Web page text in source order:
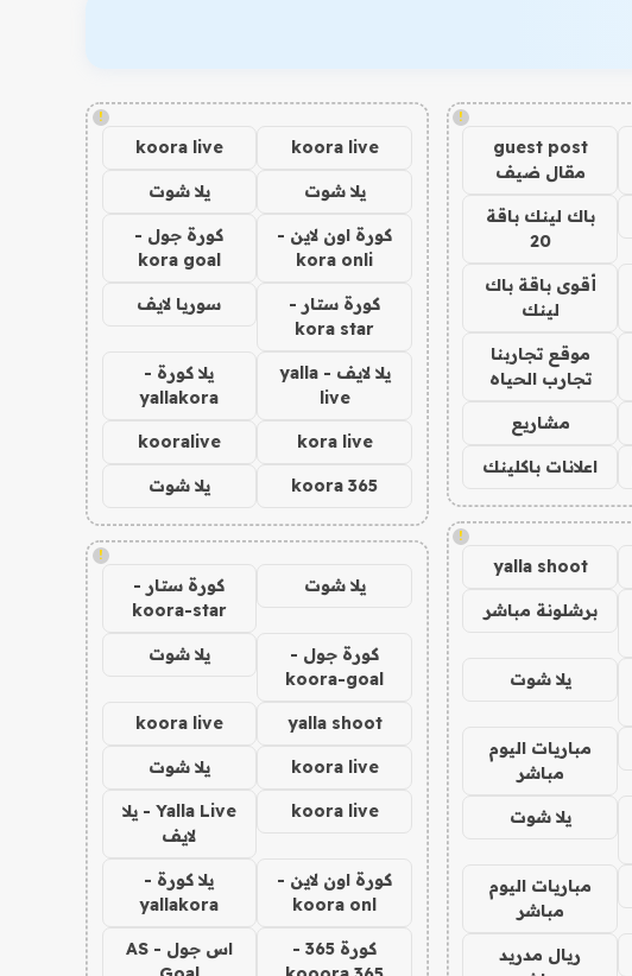
!
guest post
مقال ضيف
باك لينك باقة
20
أقوى باقة باك
لينك
موقع تجاربنا
تجارب الحياه
مشاريع
اعلانات باكلينك
!
yalla shoot
برشلونة مباشر
يلا شوت
مباريات اليوم
مباشر
يلا شوت
مباريات اليوم
مباشر
ريال مدريد
!
koora live
koora live
يلا شوت يلا شوت
كورة اون لاين -
kora onli
كورة جول -
kora goal
كورة ستار -
kora star
سوريا لايف
يلا لايف - yalla
live
يلا كورة -
yallakora
kora live
kooralive
koora 365 يلا شوت
!
يلا شوت
كورة ستار -
koora-star
كورة جول -
koora-goal
يلا شوت
yalla shoot
koora live
koora live يلا شوت
koora live
Yalla Live - يلا
لايف
كورة اون لاين -
koora onl
يلا كورة -
yallakora
كورة 365 -
اس جول - AS